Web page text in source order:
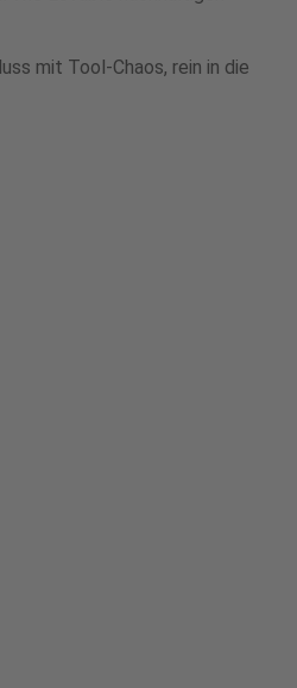
mit Tool-Chaos, rein in die